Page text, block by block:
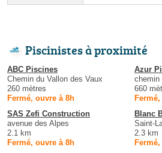
Piscinistes à proximité
ABC Piscines
Chemin du Vallon des Vaux
260 mètres
Fermé, ouvre à 8h
Azur
chemin
660
SAS Zefi Construction
avenue des Alpes
2.1 km
Fermé, ouvre à 8h
Blanc
Saint-
2.3 km